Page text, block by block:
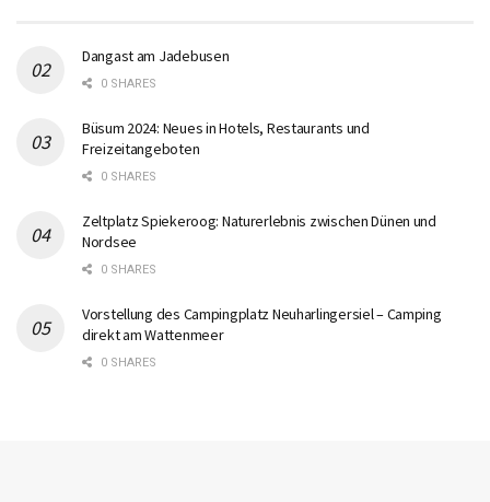
Dangast am Jadebusen
0 SHARES
Büsum 2024: Neues in Hotels, Restaurants und
Freizeitangeboten
0 SHARES
Zeltplatz Spiekeroog: Naturerlebnis zwischen Dünen und
Nordsee
0 SHARES
Vorstellung des Campingplatz Neuharlingersiel – Camping
direkt am Wattenmeer
0 SHARES